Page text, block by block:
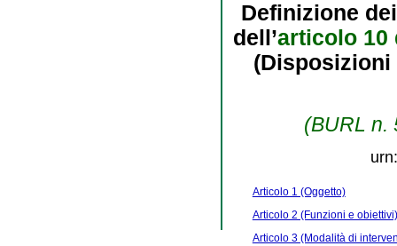
Definizione
dell’articolo 10
(BURL n.
Articolo 1 (Oggetto)
Articolo 2 (Funzioni e obiettivi)
Articolo 3 (Modalità di